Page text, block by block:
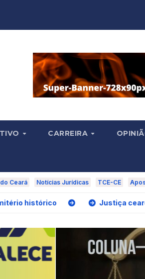
CARREIRA
Ceará Notícias Jurídicas TCE-CE
Justiça cearense: